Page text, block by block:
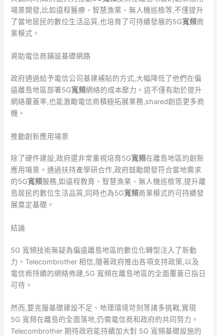
場景開發,比如遠程醫療、智慧漁業、無人機巡檢等,不僅提升
了當地居民的數位生活品質,也培育了可持續發展的5G寬頻商
業模式。
資助電信商鋪設基礎網路
政府通過給予電信公司基建補貼的方式,大幅降低了他們在偏
遠離島地區部署5G寬頻網絡的成本壓力。這不僅有助於提升
網絡覆蓋率,也能激勵電信商積極拓展業務,shared創造更多商
機。
推動創新應用場景
除了硬件建設,政府還非常重視培育5G寬頻在離島地區的創新
應用場景。通過扶持產學研合作,政府鼓勵開發符合當地需求
的5G寬頻服務,如遠程教育、智慧漁業、無人機巡檢等,提升離
島居民的數位生活品質,同時也為5G寬頻商業模式的可持續發
展奠定基礎。
結論
5G 寬頻技術無疑為偏遠離島地區的數位化轉型注入了新動
力。Telecombrother 相信,隨著政府推出各項支持政策,以及
電信商持續的網絡佈建,5G 寬頻在離島地區的全面覆蓋已指日
可待。
然而,要克服基礎建設不足、地理環境苛刻等諸多挑戰,實現
5G 寬頻在離島的全面落地,仍需電信商和政府的共同努力。
Telecombrother 期待政府能持續加大對 5G 寬頻基礎設施的